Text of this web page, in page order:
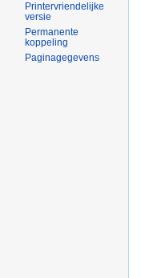
Printervriendelijke
versie
Permanente
koppeling
Paginagegevens